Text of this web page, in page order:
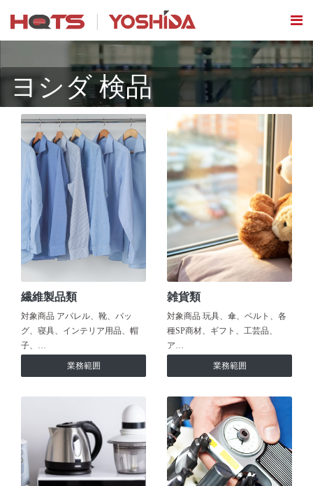
ヨシダ 検品
繊維製品類
対象商品 アパレル、靴、バッ
グ、寝具、インテリア用品、帽
子、…
業務範囲
雑貨類
対象商品 玩具、傘、ベルト、各
種SP商材、ギフト、工芸品、
ア…
業務範囲